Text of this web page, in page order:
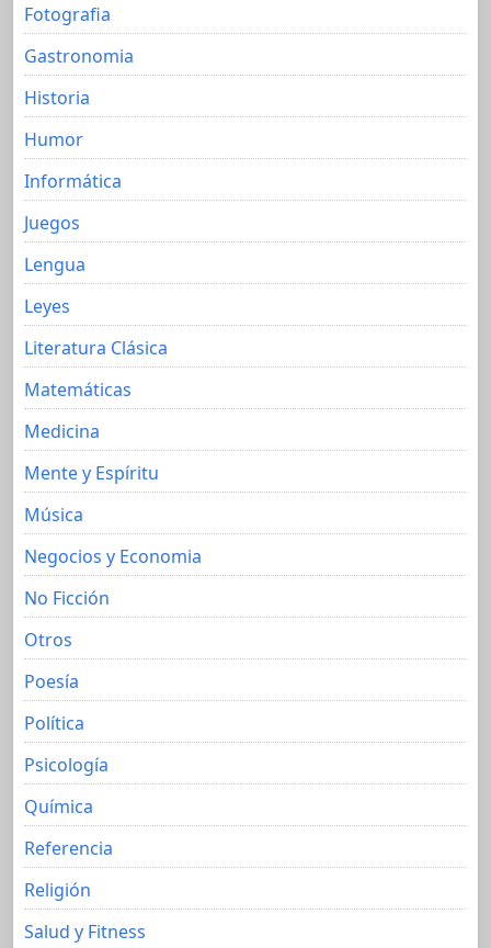
Fotografia
Gastronomia
Historia
Humor
Informática
Juegos
Lengua
Leyes
Literatura Clásica
Matemáticas
Medicina
Mente y Espíritu
Música
Negocios y Economia
No Ficción
Otros
Poesía
Política
Psicología
Química
Referencia
Religión
Salud y Fitness